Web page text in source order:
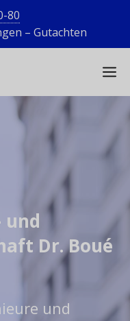
80
– Gutachten
und
Dr. Boué
und